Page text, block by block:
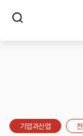
기업과산업